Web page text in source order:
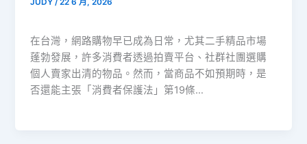
JUDY/22 6 月, 2026
在台灣，網路購物早已成為日常，尤其二手精品市場
蓬勃發展，許多消費者透過拍賣平台、社群社團選購
個人賣家出清的物品。然而，當商品不如預期時，是
否還能主張「消費者保護法」第19條…